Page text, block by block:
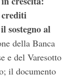
crediti
sostegno al
della Banca
e del Varesotto
il documento